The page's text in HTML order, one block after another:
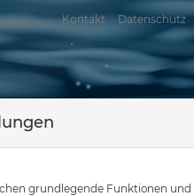
Kontakt Datenschutz
grundlegende Funktionen